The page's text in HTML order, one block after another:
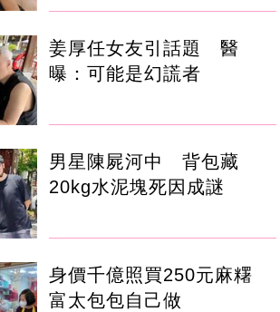
姜厚任女友引話題 醫
曝：可能是幻謊者
男星陳屍河中 背包藏
20kg水泥塊死因成謎
身價千億照買250元麻糬
富太包包自己做